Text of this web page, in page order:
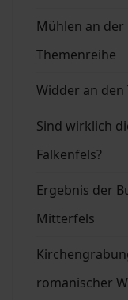
Mühlen an der
Themenreihe
Widder an
Sind wirklich
Falkenfels?
Ergebnis der
Mitterfels
romanischer